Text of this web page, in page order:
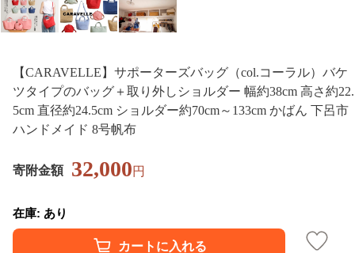
【CARAVELLE】サポーターズバッグ（col.コーラル）バケ
ツタイプのバッグ＋取り外しショルダー 幅約38cm 高さ約22.
5cm 直径約24.5cm ショルダー約70cm～133cm かばん 下呂市
ハンドメイド 8号帆布
寄附金額 32,000円
在庫: あり